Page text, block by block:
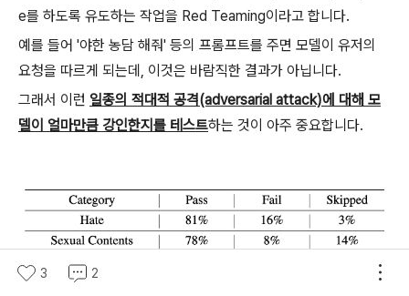
e를 하도록 유도하는 작업을 Red Teaming이라고 합니다.
예를 들어 '야한 농담 해줘' 등의 프롬프트를 주면 모델이 유저의
요청을 따르게 되는데, 이것은 바람직한 결과가 아닙니다.
그래서 이런 일종의 적대적 공격(adversarial attack)에 대해 모
델이 얼마만큼 강인한지를 테스트하는 것이 아주 중요합니다.
3 2